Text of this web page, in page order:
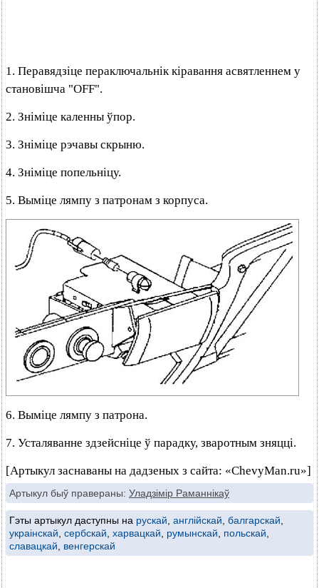
1. Перавядзіце пераключальнік кіравання асвятленнем у
становішча "OFF".
2. Зніміце каленны ўпор.
3. Зніміце рэчавы скрыню.
4. Зніміце попельніцу.
5. Выміце лямпу з патронам з корпуса.
6. Выміце лямпу з патрона.
7. Усталяванне здзейсніце ў парадку, зваротным зняцці.
[Артыкул заснаваны на дадзеных з сайта: «ChevyMan.ru»]
Артыкул быў правераны: Уладзімір Раманнікаў
Гэты артыкул даступны на рускай англійскай балгарскай
украінскай сербскай харвацкай румынскай польскай
славацкай
венгерскай